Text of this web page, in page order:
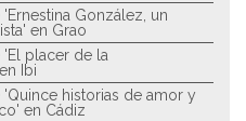
González, un
en Grao
'El placer de la
Ibi
'Quince historias de amor y
en Cádiz